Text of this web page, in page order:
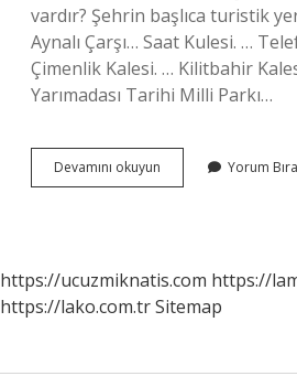
vardır? Şehrin başlıca turistik
Aynalı Çarşı… Saat Kulesi. …
Çimenlik Kalesi. … Kilitbahir
Yarımadası Tarihi Milli Parkı…
Devamını okuyun Çanakkalede
Ne
Yorum
https://ucuzmiknatis.com https://
https://lako.com.trSitemap